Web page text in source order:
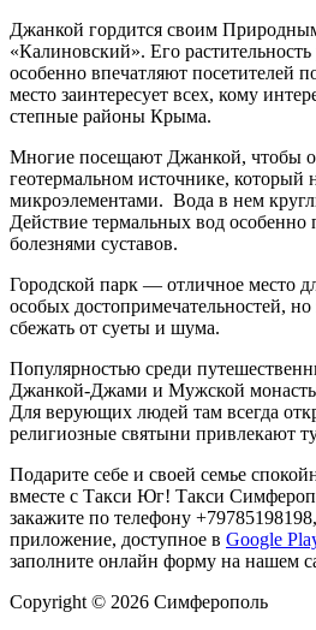
Джанкой гордится своим
«Калиновский». Его
особенно впечатляют посетителей
место заинтересует всех, кому
степные районы Крыма.
Многие посещают Джанкой, чтобы
геотермальном источнике,
микроэлементами. Вода в нем
Действие термальных вод особенно
болезнями суставов.
Городской парк — отличное место
особых достопримечательностей,
сбежать от суеты и шума.
Популярностью среди
Джанкой-Джами и Мужской
Для верующих людей там всегда
религиозные святыни привлекают
Подарите себе и своей семье
вместе с Такси Юг! Такси
закажите по телефону
приложение, доступное в Google
заполните онлайн форму на нашем
Copyright © 2026 Симферополь